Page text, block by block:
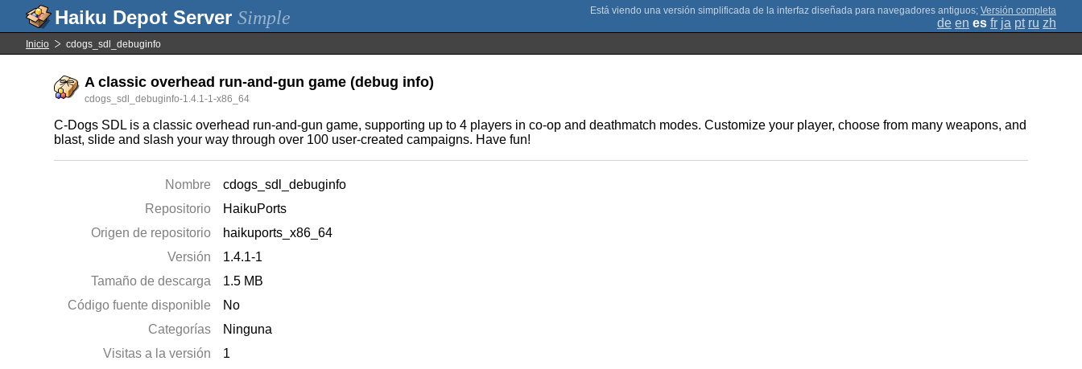
Simple ; Versión completa
de en es fr ja pt ru zh
Inicio cdogs_sdl_debuginfo
A classic overhead run-and-gun game (debug info)
cdogs_sdl_debuginfo-1.4.1-1-x86_64
C-Dogs SDL is a classic overhead run-and-gun game, supporting up to 4 players in co-op and deathmatch modes. Customize your player, choose from many weapons, and
blast, slide and slash your way through over 100 user-created campaigns. Have fun!
Nombre
cdogs_sdl_debuginfo
Repositorio
HaikuPorts
Origen de repositorio
haikuports_x86_64
Versión
1.4.1-1
Tamaño de descarga
1.5 MB
Código fuente disponible
No
Categorías
Ninguna
Visitas a la versión
1